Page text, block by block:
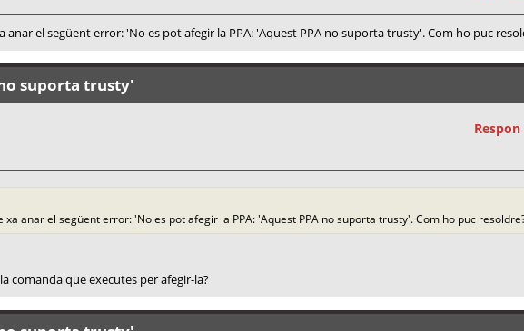
anar el següent error: 'No es pot afegir la PPA: 'Aquest PPA no suporta trusty'. Com ho puc
suporta trusty'
anar el següent error: 'No es pot afegir la PPA: 'Aquest PPA no suporta trusty'. Com ho puc
comanda que executes per afegir-la?